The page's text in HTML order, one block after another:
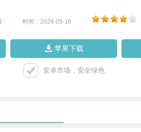
时间：2024-05-16
苹果下载
安卓市场，安全绿色